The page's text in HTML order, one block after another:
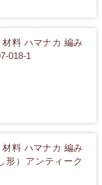
料 ハマナカ 編み
018-1
料 ハマナカ 編み
形）アンティーク